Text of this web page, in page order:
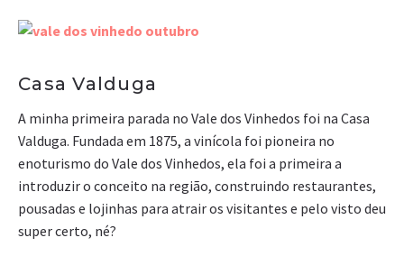
Casa Valduga
A minha primeira parada no Vale dos Vinhedos foi na Casa
Valduga. Fundada em 1875, a vinícola foi pioneira no
enoturismo do Vale dos Vinhedos, ela foi a primeira a
introduzir o conceito na região, construindo restaurantes,
pousadas e lojinhas para atrair os visitantes e pelo visto deu
super certo, né?